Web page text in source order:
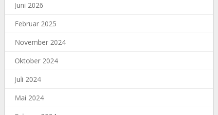
Juni 2026
Februar 2025
November 2024
Oktober 2024
Juli 2024
Mai 2024